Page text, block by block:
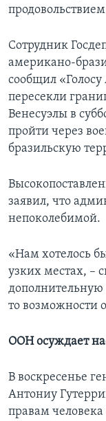
Сотрудник
американо-
сообщил
пересекли
Венесуэлы в
пройти через
бразильскую
заявил, что
непоколебимой.
«Нам хотелось
узких местах, –
дополнительную
то возможности
ООН осуждает
В воскресенье
Антониу
правам